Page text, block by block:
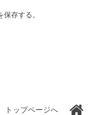
存する。
トップページへ